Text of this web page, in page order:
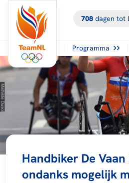
708dagen tot
Programma
Handbiker De
ondanks mogelijk